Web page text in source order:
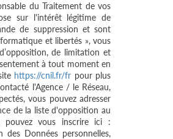
du Traitement de vos
sur l'intérêt légitime de
de suppression et sont
et libertés », vous
de limitation et
à tout moment en
https://cnil.fr/fr pour plus
l'Agence / le Réseau,
vous pouvez adresser
de la liste d'opposition au
pouvez vous inscrire ici :
Données personnelles,